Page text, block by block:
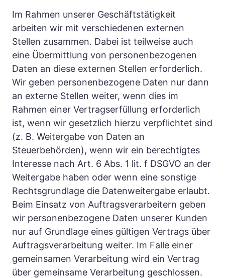
Im Rahmen unserer Geschäftstätigkeit
arbeiten wir mit verschiedenen externen
Stellen zusammen. Dabei ist teilweise auch
eine Übermittlung von personenbezogenen
Daten an diese externen Stellen erforderlich.
Wir geben personenbezogene Daten nur dann
an externe Stellen weiter, wenn dies im
Rahmen einer Vertragserfüllung erforderlich
ist, wenn wir gesetzlich hierzu verpflichtet sind
(z. B. Weitergabe von Daten an
Steuerbehörden), wenn wir ein berechtigtes
Interesse nach Art. 6 Abs. 1 lit. f DSGVO an der
Weitergabe haben oder wenn eine sonstige
Rechtsgrundlage die Datenweitergabe erlaubt.
Beim Einsatz von Auftragsverarbeitern geben
wir personenbezogene Daten unserer Kunden
nur auf Grundlage eines gültigen Vertrags über
Auftragsverarbeitung weiter. Im Falle einer
gemeinsamen Verarbeitung wird ein Vertrag
über gemeinsame Verarbeitung geschlossen.